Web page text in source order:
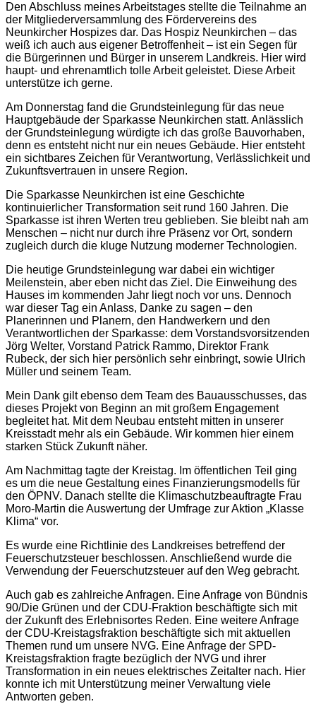
Den Abschluss meines Arbeitstages stellte die Teilnahme an
der Mitgliederversammlung des Fördervereins des
Neunkircher Hospizes dar. Das Hospiz Neunkirchen – das
weiß ich auch aus eigener Betroffenheit – ist ein Segen für
die Bürgerinnen und Bürger in unserem Landkreis. Hier wird
haupt- und ehrenamtlich tolle Arbeit geleistet. Diese Arbeit
unterstütze ich gerne.
Am Donnerstag fand die Grundsteinlegung für das neue
Hauptgebäude der Sparkasse Neunkirchen statt. Anlässlich
der Grundsteinlegung würdigte ich das große Bauvorhaben,
denn es entsteht nicht nur ein neues Gebäude. Hier entsteht
ein sichtbares Zeichen für Verantwortung, Verlässlichkeit und
Zukunftsvertrauen in unsere Region.
Die Sparkasse Neunkirchen ist eine Geschichte
kontinuierlicher Transformation seit rund 160 Jahren. Die
Sparkasse ist ihren Werten treu geblieben. Sie bleibt nah am
Menschen – nicht nur durch ihre Präsenz vor Ort, sondern
zugleich durch die kluge Nutzung moderner Technologien.
Die heutige Grundsteinlegung war dabei ein wichtiger
Meilenstein, aber eben nicht das Ziel. Die Einweihung des
Hauses im kommenden Jahr liegt noch vor uns. Dennoch
war dieser Tag ein Anlass, Danke zu sagen – den
Planerinnen und Planern, den Handwerkern und den
Verantwortlichen der Sparkasse: dem Vorstandsvorsitzenden
Jörg Welter, Vorstand Patrick Rammo, Direktor Frank
Rubeck, der sich hier persönlich sehr einbringt, sowie Ulrich
Müller und seinem Team.
Mein Dank gilt ebenso dem Team des Bauausschusses, das
dieses Projekt von Beginn an mit großem Engagement
begleitet hat. Mit dem Neubau entsteht mitten in unserer
Kreisstadt mehr als ein Gebäude. Wir kommen hier einem
starken Stück Zukunft näher.
Am Nachmittag tagte der Kreistag. Im öffentlichen Teil ging
es um die neue Gestaltung eines Finanzierungsmodells für
den ÖPNV. Danach stellte die Klimaschutzbeauftragte Frau
Moro-Martin die Auswertung der Umfrage zur Aktion „Klasse
Klima“ vor.
Es wurde eine Richtlinie des Landkreises betreffend der
Feuerschutzsteuer beschlossen. Anschließend wurde die
Verwendung der Feuerschutzsteuer auf den Weg gebracht.
Auch gab es zahlreiche Anfragen. Eine Anfrage von Bündnis
90/Die Grünen und der CDU-Fraktion beschäftigte sich mit
der Zukunft des Erlebnisortes Reden. Eine weitere Anfrage
der CDU-Kreistagsfraktion beschäftigte sich mit aktuellen
Themen rund um unsere NVG. Eine Anfrage der SPD-
Kreistagsfraktion fragte bezüglich der NVG und ihrer
Transformation in ein neues elektrisches Zeitalter nach. Hier
konnte ich mit Unterstützung meiner Verwaltung viele
Antworten geben.